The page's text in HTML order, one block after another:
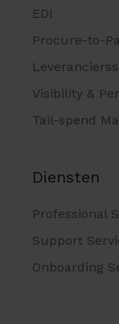
EDI
Procure-to-
Visibility &
Tail-spend
Diensten
Professional
Support
Onboarding